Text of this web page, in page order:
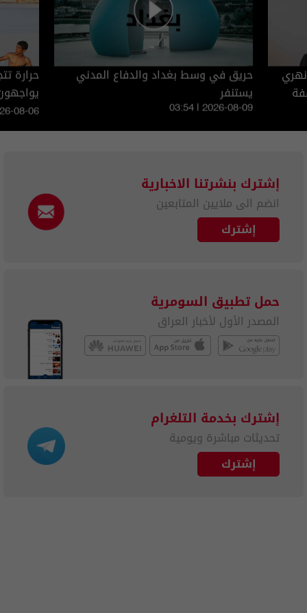
حريق في وسط بغداد والدفاع المدني
يستنفر
03:54 | 2026-08-09
08-06
إشترك بنشرتنا الاخبارية
انضم الى ملايين المتابعين
إشترك
حمل تطبيق السومرية
المصدر الأول لأخبار العراق
إشترك بخدمة التلغرام
تحديثات مباشرة ويومية
إشترك